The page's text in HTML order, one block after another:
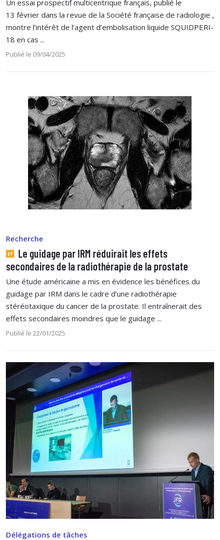
Un essai prospectif multicentrique français, publié le
13 février dans la revue de la Société française de radiologie ,
montre l’intérêt de l’agent d’embolisation liquide SQUIDPERI-
18 en cas ...
Publié le 09/04/2025
Recherche
Le guidage par IRM réduirait les effets
secondaires de la radiothérapie de la prostate
Une étude américaine a mis en évidence les bénéfices du
guidage par IRM dans le cadre d’une radiothérapie
stéréotaxique du cancer de la prostate. Il entraînerait des
effets secondaires moindres que le guidage ...
Publié le 22/01/2025
Délégations de tâches